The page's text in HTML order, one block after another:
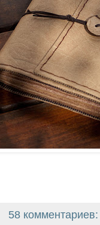
58